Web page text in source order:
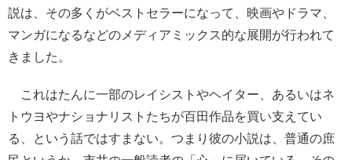
説は、その多くがベストセラーになって、映画やドラマ、
マンガになるなどのメディアミックス的な展開が行われて
きました。
これはたんに一部のレイシストやヘイター、あるいはネ
トウヨやナショナリストたちが百田作品を買い支えてい
る、という話ではすまない。つまり彼の小説は、普通の庶